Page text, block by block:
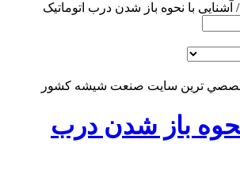
/ آشنایی با نحوه باز شدن درب‌ اتوماتیک
نحوه باز شدن درب‌